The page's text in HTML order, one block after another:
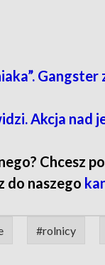
Akcja nad
Chcesz
do naszego
#rolnicy